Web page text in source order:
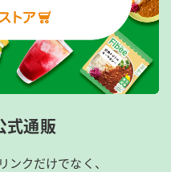
式通販
クだけでなく、